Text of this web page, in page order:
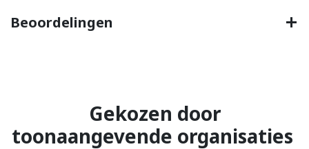
Beoordelingen
Gekozen door
toonaangevende organisaties